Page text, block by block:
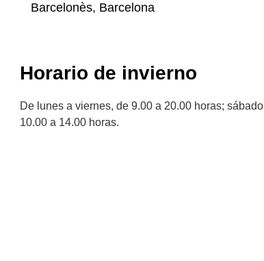
Barcelonès, Barcelona
Horario de invierno
De lunes a viernes, de 9.00 a 20.00 horas;
10.00 a 14.00 horas.